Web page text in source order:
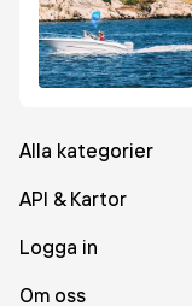
Alla kategorier
API & Kartor
Logga in
Om oss